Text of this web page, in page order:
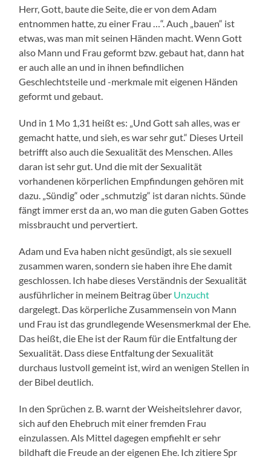
Herr, Gott, baute die Seite, die er von dem Adam
entnommen hatte, zu einer Frau …“. Auch „bauen“ ist
etwas, was man mit seinen Händen macht. Wenn Gott
also Mann und Frau geformt bzw. gebaut hat, dann hat
er auch alle an und in ihnen befindlichen
Geschlechtsteile und -merkmale mit eigenen Händen
geformt und gebaut.
Und in 1 Mo 1,31 heißt es: „Und Gott sah alles, was er
gemacht hatte, und sieh, es war sehr gut.“ Dieses Urteil
betrifft also auch die Sexualität des Menschen. Alles
daran ist sehr gut. Und die mit der Sexualität
vorhandenen körperlichen Empfindungen gehören mit
dazu. „Sündig“ oder „schmutzig“ ist daran nichts. Sünde
fängt immer erst da an, wo man die guten Gaben Gottes
missbraucht und pervertiert.
Adam und Eva haben nicht gesündigt, als sie sexuell
zusammen waren, sondern sie haben ihre Ehe damit
geschlossen. Ich habe dieses Verständnis der Sexualität
ausführlicher in meinem Beitrag über Unzucht
dargelegt. Das körperliche Zusammensein von Mann
und Frau ist das grundlegende Wesensmerkmal der Ehe.
Das heißt, die Ehe ist der Raum für die Entfaltung der
Sexualität. Dass diese Entfaltung der Sexualität
durchaus lustvoll gemeint ist, wird an wenigen Stellen in
der Bibel deutlich.
In den Sprüchen z. B. warnt der Weisheitslehrer davor,
sich auf den Ehebruch mit einer fremden Frau
einzulassen. Als Mittel dagegen empfiehlt er sehr
bildhaft die Freude an der eigenen Ehe. Ich zitiere Spr